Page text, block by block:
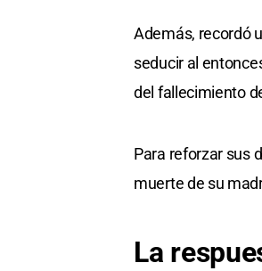
Además, recordó
seducir al
del fallecimiento
Para reforzar sus
muerte de su
La